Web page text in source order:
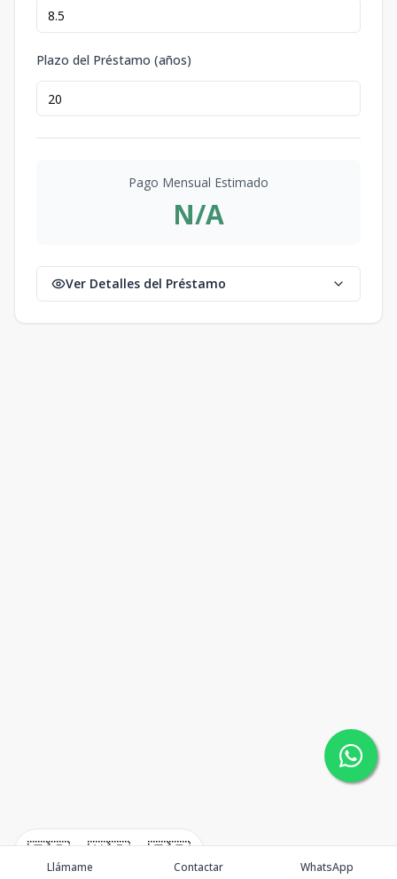
🇪🇸 🇺🇸 🇫🇷
Plazo del Préstamo (años)
Pago Mensual Estimado
N/A
Ver Detalles del Préstamo
Llámame Contactar WhatsApp